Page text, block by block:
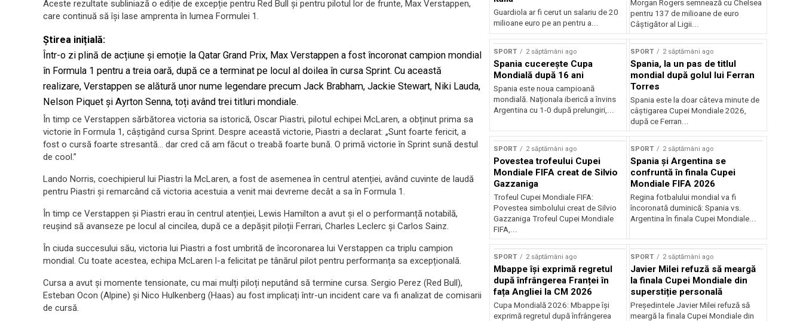
Aceste rezultate subliniază o ediție de excepție pentru Red Bull și pentru pilotul lor de frunte, Max Verstappen,
care continuă să își lase amprenta în lumea Formulei 1.
Știrea inițială:
Într-o zi plină de acțiune și emoție la Qatar Grand Prix, Max Verstappen a fost încoronat campion mondial
în Formula 1 pentru a treia oară, după ce a terminat pe locul al doilea în cursa Sprint. Cu această
realizare, Verstappen se alătură unor nume legendare precum Jack Brabham, Jackie Stewart, Niki Lauda,
Nelson Piquet și Ayrton Senna, toți având trei titluri mondiale.
În timp ce Verstappen sărbătorea victoria sa istorică, Oscar Piastri, pilotul echipei McLaren, a obținut prima sa
victorie în Formula 1, câștigând cursa Sprint. Despre această victorie, Piastri a declarat: „Sunt foarte fericit, a
fost o cursă foarte stresantă… dar cred că am făcut o treabă foarte bună. O primă victorie în Sprint sună destul
de cool.”
Lando Norris, coechipierul lui Piastri la McLaren, a fost de asemenea în centrul atenției, având cuvinte de laudă
pentru Piastri și remarcând că victoria acestuia a venit mai devreme decât a sa în Formula 1.
În timp ce Verstappen și Piastri erau în centrul atenției, Lewis Hamilton a avut și el o performanță notabilă,
reușind să avanseze pe locul al cincilea, după ce a depășit piloții Ferrari, Charles Leclerc și Carlos Sainz.
În ciuda succesului său, victoria lui Piastri a fost umbrită de încoronarea lui Verstappen ca triplu campion
mondial. Cu toate acestea, echipa McLaren l-a felicitat pe tânărul pilot pentru performanța sa excepțională.
Cursa a avut și momente tensionate, cu mai mulți piloți neputând să termine cursa. Sergio Perez (Red Bull),
Esteban Ocon (Alpine) și Nico Hulkenberg (Haas) au fost implicați într-un incident care va fi analizat de comisarii
de cursă.
Guardiola ar fi cerut un salariu de 20
milioane euro pe an pentru a...
Morgan Rogers semnează cu Chelsea
pentru 137 de milioane de euro
Câștigător al Ligii...
SPORT 2 săptămâni ago
Spania cucerește Cupa
Mondială după 16 ani
Spania este noua campioană
mondială. Naționala iberică a învins
Argentina cu 1-0 după prelungiri,...
SPORT 2 săptămâni ago
Spania, la un pas de titlul
mondial după golul lui Ferran
Torres
Spania este la doar câteva minute de
câștigarea Cupei Mondiale 2026,
după ce Ferran...
SPORT 2 săptămâni ago
Povestea trofeului Cupei
Mondiale FIFA creat de Silvio
Gazzaniga
Trofeul Cupei Mondiale FIFA:
Povestea simbolului creat de Silvio
Gazzaniga Trofeul Cupei Mondiale
FIFA,...
SPORT 2 săptămâni ago
Spania și Argentina se
confruntă în finala Cupei
Mondiale FIFA 2026
Regina fotbalului mondial va fi
încoronată duminică: Spania vs.
Argentina în finala Cupei Mondiale...
SPORT 2 săptămâni ago
Mbappe își exprimă regretul
după înfrângerea Franței în
fața Angliei la CM 2026
Cupa Mondială 2026: Mbappe își
exprimă regretul după înfrângerea
SPORT 2 săptămâni ago
Javier Milei refuză să meargă
la finala Cupei Mondiale din
superstiție personală
Președintele Javier Milei refuză să
meargă la finala Cupei Mondiale din